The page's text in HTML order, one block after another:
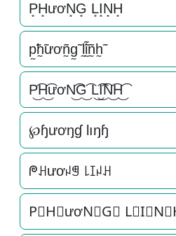
P͙H͙ươN͙G͙ L͙I͙N͙H͙
p̰̃h̰̃ươñ̰g̰̃ l̰̃ḭ̃ñ̰h̰̃
P͜͡H͜͡ươN͜͡G͜͡ L͜͡I͜͡N͜͡H͜͡
℘ɧươŋɠ Ɩıŋɧ
ᖘꃅươꈤꁅ ꒒ꀤꈤꃅ
P⃟H⃟ươN⃟G⃟